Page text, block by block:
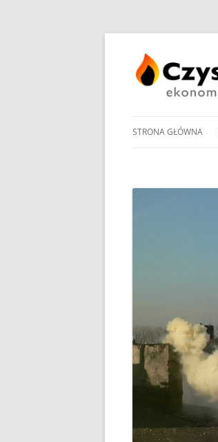
STRONA GŁÓWNA